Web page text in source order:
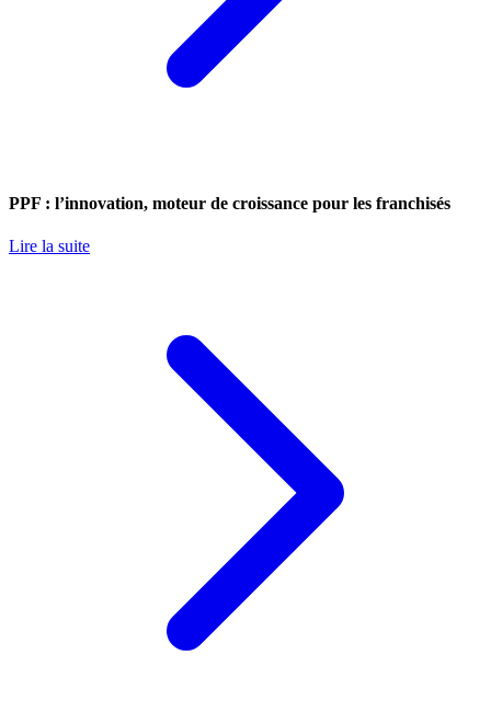
PPF : l’innovation, moteur de croissance pour les franchisés
Lire la suite